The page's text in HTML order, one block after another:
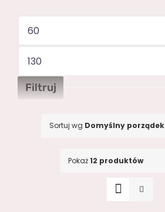
Sortuj wg Domyślny porządek
Pokaż12 produktów
Cena
Cena
Filtruj